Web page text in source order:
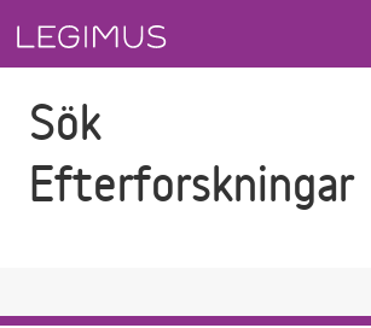
Sök
Efterforskningar